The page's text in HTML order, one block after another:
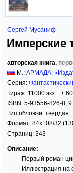
Сергей Мусаниф
Имперские
авторская книга,
М.: АРМАДА:
Серия:
Тираж: 11000 экз. +
ISBN: 5-93556-826-8,
Тип обложки: твёрдая
Формат: 84x108/32
Страниц: 343
Описание:
Первый роман
Иллюстрация на